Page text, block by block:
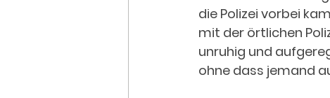
die Polizei vorbei
mit der örtlichen
unruhig und
ohne dass jemand